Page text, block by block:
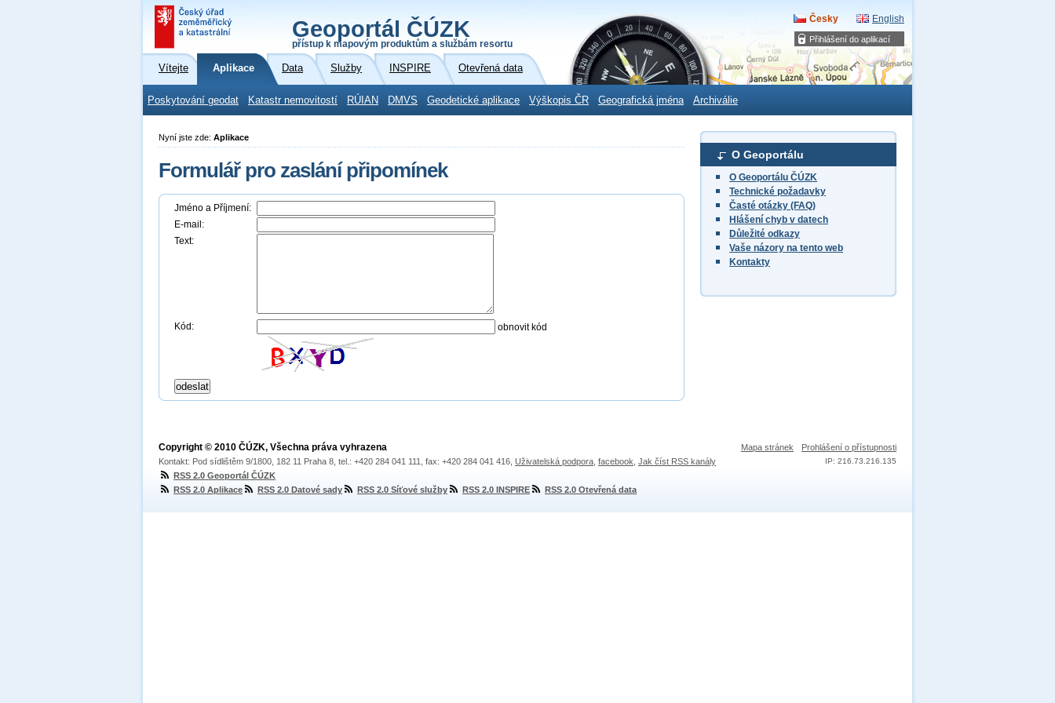
Přihlášení do aplikací
Geoportál ČÚZK
přístup k mapovým produktům a službám resortu
Česky English
Vítejte Aplikace Data Služby INSPIRE Otevřená data
Poskytování geodat Katastr nemovitostí RÚIAN DMVS Geodetické aplikace Výškopis ČR Geografická jména Archiválie
O Geoportálu
O Geoportálu ČÚZK
Technické požadavky
Časté otázky (FAQ)
Hlášení chyb v datech
Důležité odkazy
Vaše názory na tento web
Kontakty
Nyní jste zde: Aplikace
Formulář pro zaslání připomínek
Jméno a Příjmení:
E-mail:
Text:
Kód: obnovit kód
Mapa stránek Prohlášení o přístupnosti
IP: 216.73.216.135
Copyright © 2010 ČÚZK, Všechna práva vyhrazena
Kontakt: Pod sídlištěm 9/1800, 182 11 Praha 8, tel.: +420 284 041 111, fax: +420 284 041 416, Uživatelská podpora facebook Jak číst RSS kanály
RSS 2.0 Geoportál ČÚZK
RSS 2.0 Aplikace
RSS 2.0 Datové sady RSS 2.0 Síťové služby RSS 2.0 INSPIRE RSS 2.0 Otevřená data